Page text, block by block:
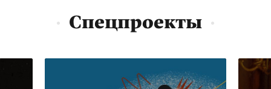
Спецпроекты